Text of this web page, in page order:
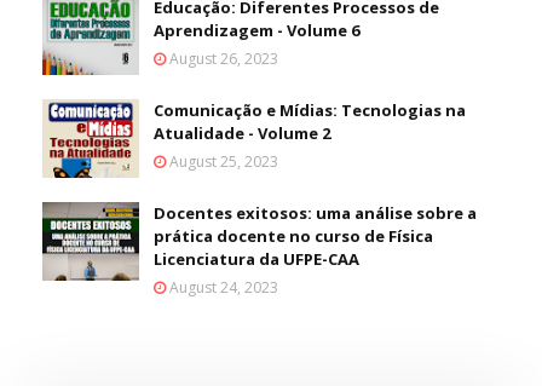
Educação: Diferentes Processos de
Aprendizagem - Volume 6
August 26, 2023
Comunicação e Mídias: Tecnologias na
Atualidade - Volume 2
August 25, 2023
Docentes exitosos: uma análise sobre a
prática docente no curso de Física
Licenciatura da UFPE-CAA
August 24, 2023